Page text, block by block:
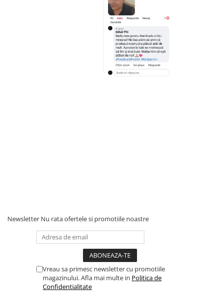
Newsletter Nu rata ofertele si promotiile noastre
Vreau sa primesc newsletter cu promotiile
magazinului. Afla mai multe in Politica de
Confidentialitate